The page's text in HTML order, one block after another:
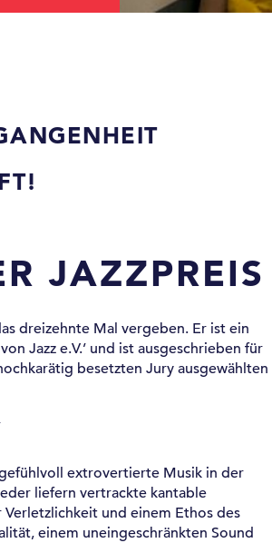
JAZZPREIS
dreizehnte Mal vergeben. Er ist ein
Jazz e.V.’ und ist ausgeschrieben für
besetzten Jury ausgewählten
extrovertierte Musik in der
liefern vertrackte kantable
und einem Ethos des
einem uneingeschränkten Sound